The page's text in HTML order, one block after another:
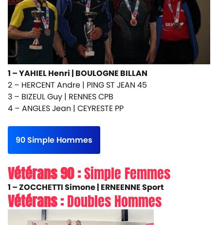
1 – YAHIEL Henri | BOULOGNE BILLAN
2 – HERCENT Andre | PING ST JEAN 45
3 – BIZEUL Guy | RENNES CPB
4 – ANGLES Jean | CEYRESTE PP
90 Simple Hommes
Vétérans 90 :Simple Femmes
1 – ZOCCHETTI Simone | ERNEENNE Sport
Vétérans :Doubles Hommes